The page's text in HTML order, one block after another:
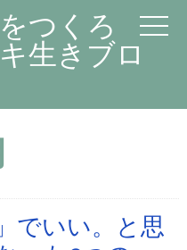
つくろ
生きブロ
でいい。と思